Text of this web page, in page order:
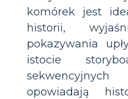
komórek jest
historii,
pokazywania
istocie
opowiadają